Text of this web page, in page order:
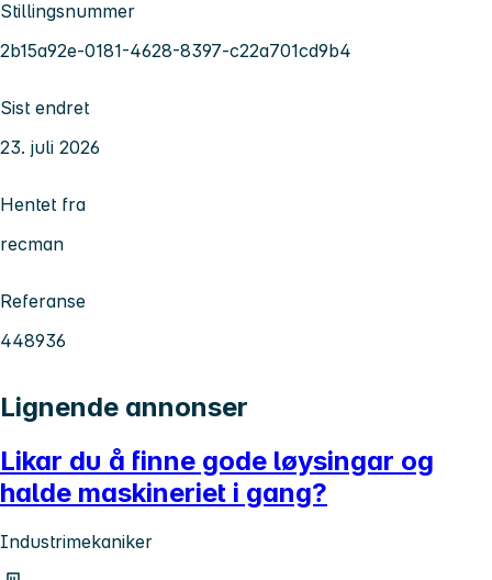
Stillingsnummer
2b15a92e-0181-4628-8397-c22a701cd9b4
Sist endret
23. juli 2026
Hentet fra
recman
Referanse
448936
Lignende annonser
Likar du å finne gode løysingar og
halde maskineriet i gang?
Industrimekaniker